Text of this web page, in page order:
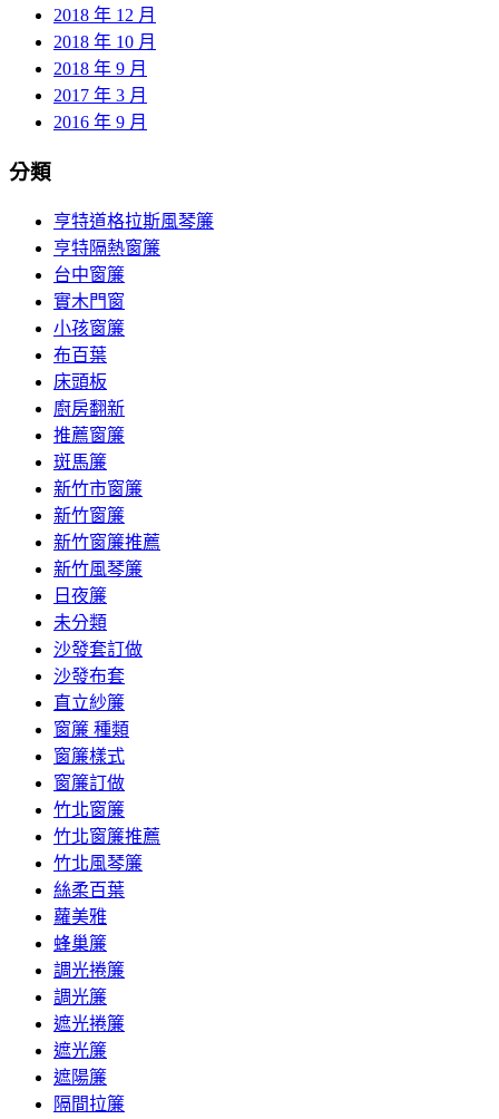
2018 年 12 月
2018 年 10 月
2018 年 9 月
2017 年 3 月
2016 年 9 月
分類
亨特道格拉斯風琴簾
亨特隔熱窗簾
台中窗簾
實木門窗
小孩窗簾
布百葉
床頭板
廚房翻新
推薦窗簾
斑馬簾
新竹市窗簾
新竹窗簾
新竹窗簾推薦
新竹風琴簾
日夜簾
未分類
沙發套訂做
沙發布套
直立紗簾
窗簾 種類
窗簾樣式
窗簾訂做
竹北窗簾
竹北窗簾推薦
竹北風琴簾
絲柔百葉
蘿美雅
蜂巢簾
調光捲簾
調光簾
遮光捲簾
遮光簾
遮陽簾
隔間拉簾